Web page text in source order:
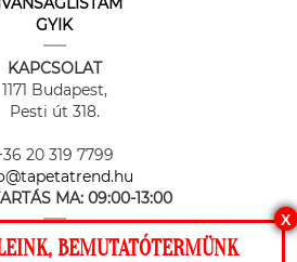
GYIK
KAPCSOLAT
1171 Budapest,
Pesti út 318.
20 319 7799
MA: 09:00-13:00
X
BEMUTATÓTERMÜNK